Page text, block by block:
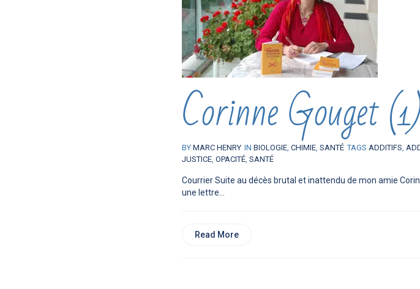
Corinne Gouget
BY MARC HENRY IN BIOLOGIE, CHIMIE, SANTÉ TAGS ADDITIFS,
JUSTICE, OPACITÉ, SANTÉ
Courrier Suite au décès brutal et inattendu de mon amie
une lettre...
Read More